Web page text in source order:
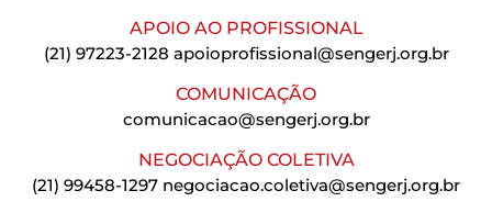
APOIO AO PROFISSIONAL
(21) 97223-2128 apoioprofissional@sengerj.org.br
COMUNICAÇÃO
comunicacao@sengerj.org.br
NEGOCIAÇÃO COLETIVA
(21) 99458-1297 negociacao.coletiva@sengerj.org.br